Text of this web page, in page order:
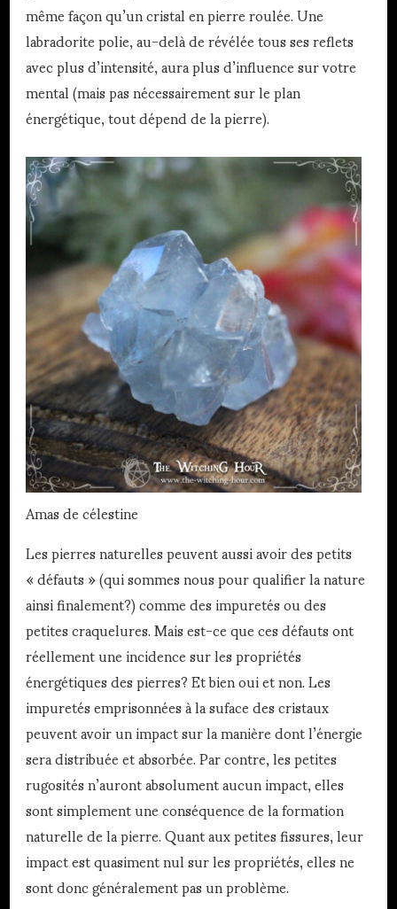
même façon qu’un cristal en pierre roulée. Une
labradorite polie, au-delà de révélée tous ses reflets
avec plus d’intensité, aura plus d’influence sur votre
mental (mais pas nécessairement sur le plan
énergétique, tout dépend de la pierre).
Amas de célestine
Les pierres naturelles peuvent aussi avoir des petits
« défauts » (qui sommes nous pour qualifier la nature
ainsi finalement?) comme des impuretés ou des
petites craquelures. Mais est-ce que ces défauts ont
réellement une incidence sur les propriétés
énergétiques des pierres? Et bien oui et non. Les
impuretés emprisonnées à la suface des cristaux
peuvent avoir un impact sur la manière dont l’énergie
sera distribuée et absorbée. Par contre, les petites
rugosités n’auront absolument aucun impact, elles
sont simplement une conséquence de la formation
naturelle de la pierre. Quant aux petites fissures, leur
impact est quasiment nul sur les propriétés, elles ne
sont donc généralement pas un problème.